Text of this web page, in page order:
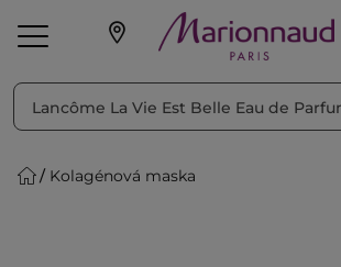
pleť Líčenie Vône
Kolagénová maska
Triediť podľa